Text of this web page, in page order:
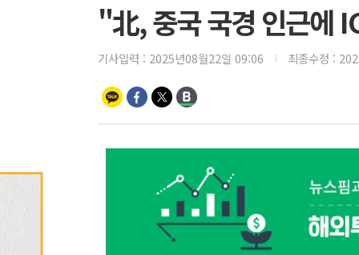
"北, 중국 국경 인근에
기사입력 : 2025년08월22일 09:06 최종수정 :